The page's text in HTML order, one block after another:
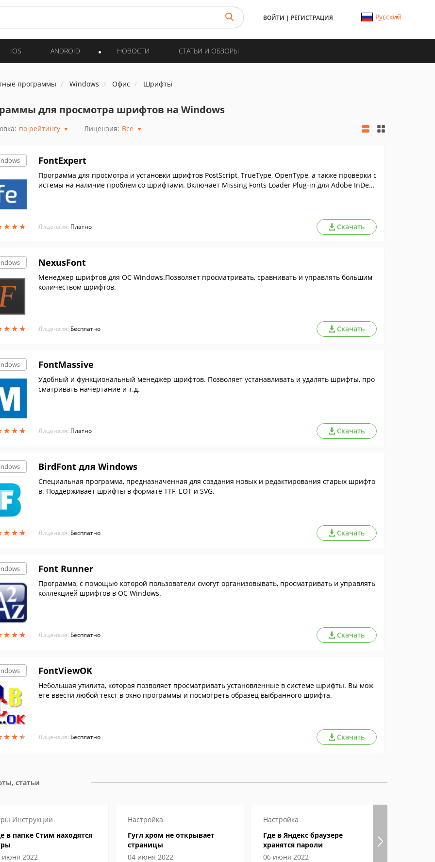
ВОЙТИ | РЕГИСТРАЦИЯ Русский
IOS ANDROID НОВОСТИ СТАТЬИ И ОБЗОРЫ
программы Windows Офис Шрифты
для просмотра шрифтов на Windows
по рейтингу Лицензия: Все
★★★
★★★
FontExpert
Программа для просмотра и установки шрифтов PostScript, TrueType, OpenType, а также проверки с
истемы на наличие проблем со шрифтами. Включает Missing Fonts Loader Plug-in для Adobe InDesi
Лицензия: Платно Скачать
★★★
★★★
NexusFont
Менеджер шрифтов для ОС Windows.Позволяет просматривать, сравнивать и управлять большим
количеством шрифтов.
Лицензия: Бесплатно Скачать
★★★
★★★
FontMassive
Удобный и функциональный менеджер шрифтов. Позволяет устанавливать и удалять шрифты, про
сматривать начертание и т.д.
Лицензия: Платно Скачать
★★★
★★★
BirdFont для Windows
Специальная программа, предназначенная для создания новых и редактирования старых шрифто
в. Поддерживает шрифты в формате TTF, EOT и SVG.
Лицензия: Бесплатно Скачать
★★★
★★★
Font Runner
Программа, с помощью которой пользователи смогут организовывать, просматривать и управлять
коллекцией шрифтов в ОС Windows.
Лицензия: Бесплатно Скачать
★★★
★★★
FontViewOK
Небольшая утилита, которая позволяет просматривать установленные в системе шрифты. Вы мож
ете ввести любой текст в окно программы и посмотреть образец выбранного шрифта.
Лицензия: Бесплатно Скачать
статьи
Инструкции
в папке Стим находятся
июня 2022
Настройка
Гугл хром не открывает
страницы
04 июня 2022
Настройка
Где в Яндекс браузере
хранятся пароли
06 июня 2022